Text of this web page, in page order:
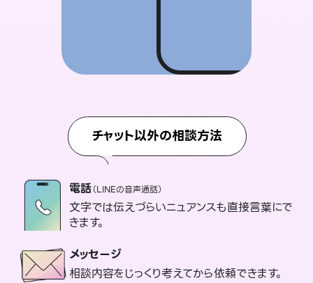
チャット以外の相談方法
電話（LINEの音声通話）
文字では伝えづらいニュアンスも直接言葉にで
きます。
メッセージ
相談内容をじっくり考えてから依頼できます。